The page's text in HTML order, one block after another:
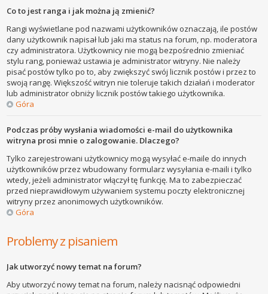
Co to jest ranga i jak można ją zmienić?
Rangi wyświetlane pod nazwami użytkowników oznaczają, ile postów
dany użytkownik napisał lub jaki ma status na forum, np. moderatora
czy administratora. Użytkownicy nie mogą bezpośrednio zmieniać
stylu rang, ponieważ ustawia je administrator witryny. Nie należy
pisać postów tylko po to, aby zwiększyć swój licznik postów i przez to
swoją rangę. Większość witryn nie toleruje takich działań i moderator
lub administrator obniży licznik postów takiego użytkownika.
Góra
Podczas próby wysłania wiadomości e-mail do użytkownika
witryna prosi mnie o zalogowanie. Dlaczego?
Tylko zarejestrowani użytkownicy mogą wysyłać e-maile do innych
użytkowników przez wbudowany formularz wysyłania e-maili i tylko
wtedy, jeżeli administrator włączył tę funkcję. Ma to zabezpieczać
przed nieprawidłowym używaniem systemu poczty elektronicznej
witryny przez anonimowych użytkowników.
Góra
Problemy z pisaniem
Jak utworzyć nowy temat na forum?
Aby utworzyć nowy temat na forum, należy nacisnąć odpowiedni